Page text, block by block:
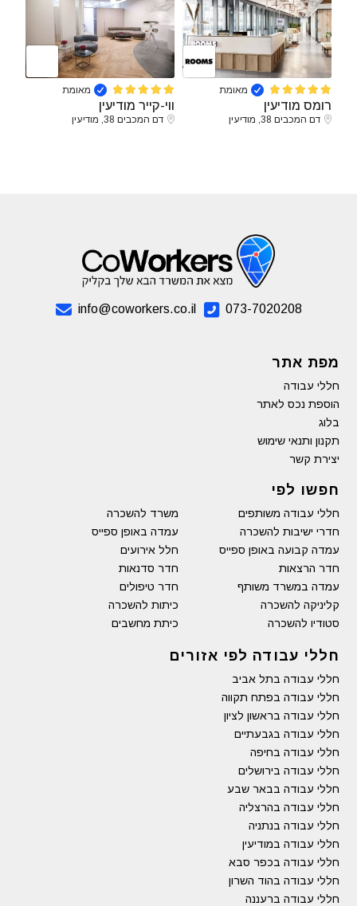
מאומת
רומס מודיעין
דם המכבים 38, מודיעין
מאומת
ווי-קייר מודיעין
דם המכבים 38, מודיעין
מפת אתר
חללי עבודה
הוספת נכס לאתר
בלוג
תקנון ותנאי שימוש
יצירת קשר
חפשו לפי
חללי עבודה משותפים
משרד להשכרה
חדרי ישיבות להשכרה
עמדה באופן ספייס
עמדה קבועה באופן ספייס
חלל אירועים
חדר הרצאות
חדר סדנאות
עמדה במשרד משותף
חדר טיפולים
קליניקה להשכרה
כיתות להשכרה
סטודיו להשכרה
כיתת מחשבים
חללי עבודה לפי אזורים
חללי עבודה בתל אביב
חללי עבודה בפתח תקווה
חללי עבודה בראשון לציון
חללי עבודה בגבעתיים
חללי עבודה בחיפה
חללי עבודה בירושלים
חללי עבודה בבאר שבע
חללי עבודה בהרצליה
חללי עבודה בנתניה
חללי עבודה במודיעין
חללי עבודה בכפר סבא
חללי עבודה בהוד השרון
חללי עבודה ברעננה
info@coworkers.co.il 073-7020208